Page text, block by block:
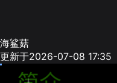
海鲨菇
更新于2026-07-08 17:35